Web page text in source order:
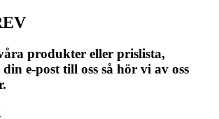
produkter eller prislista,
e-post till oss så hör vi av oss